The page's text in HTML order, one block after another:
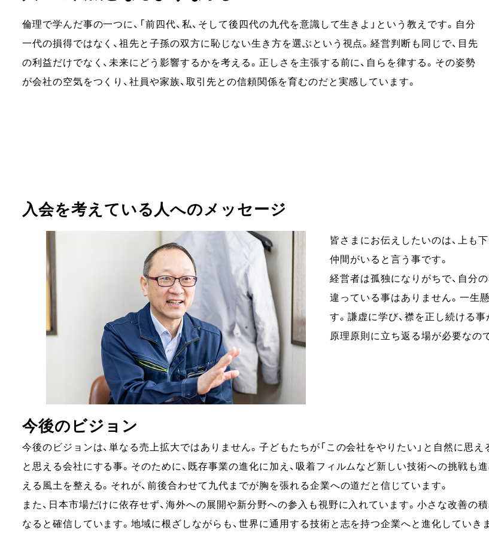
倫理で学んだ事の一つに、「前四代、私、そして後四代の九代を意識して生きよ」という教えです。自分
一代の損得ではなく、祖先と子孫の双方に恥じない生き方を選ぶという視点。経営判断も同じで、目先
の利益だけでなく、未来にどう影響するかを考える。正しさを主張する前に、自らを律する。その姿勢
が会社の空気をつくり、社員や家族、取引先との信頼関係を育むのだと実感しています。
入会を考えている人へのメッセージ
皆さまにお伝えしたいのは、上も
仲間がいると言う事です。
経営者は孤独になりがちで、自分
違っている事はありません。一生
す。謙虚に学び、襟を正し続ける
原理原則に立ち返る場が必要なので
今後のビジョン
今後のビジョンは、単なる売上拡大ではありません。子どもたちが「この会社をやりたい」と自然に思
と思える会社にする事。そのために、既存事業の進化に加え、吸着フィルムなど新しい技術への挑戦も
える風土を整える。それが、前後合わせて九代までが胸を張れる企業への道だと信じています。
また、日本市場だけに依存せず、海外への展開や新分野への参入も視野に入れています。小さな改善の
なると確信しています。地域に根ざしながらも、世界に通用する技術と志を持つ企業へと進化していきま